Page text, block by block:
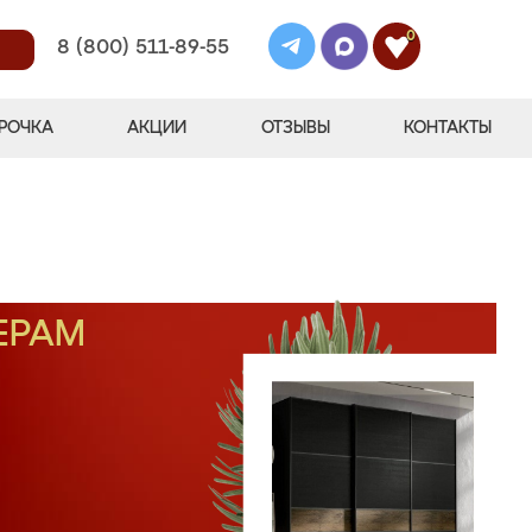
8 (800) 511-89-55
0
АКЦИИ ОТЗЫВЫ КОНТАКТЫ